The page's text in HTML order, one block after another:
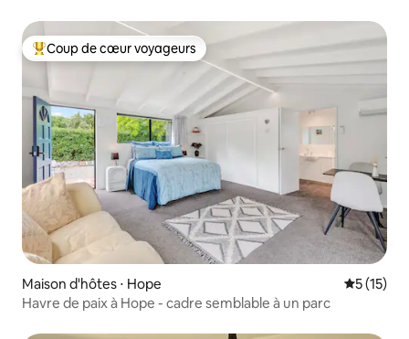
Coups de cœur voyageurs les plus appréciés
Coup de cœur voyageurs
Maison d'hôtes ⋅ Hope
5 (15)
Havre de paix à Hope - cadre semblable à un parc